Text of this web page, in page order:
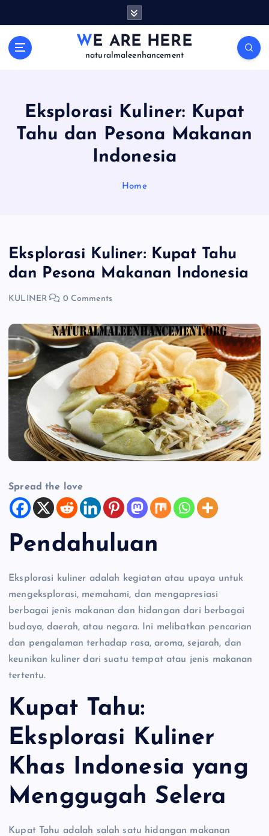
WE ARE HERE
naturalmaleenhancement
Eksplorasi Kuliner: Kupat
Tahu dan Pesona Makanan
Indonesia
Home
Eksplorasi Kuliner: Kupat Tahu
dan Pesona Makanan Indonesia
KULINER 0 Comments
Spread the love
Pendahuluan
Eksplorasi kuliner adalah kegiatan atau upaya untuk
mengeksplorasi, memahami, dan mengapresiasi
berbagai jenis makanan dan hidangan dari berbagai
budaya, daerah, atau negara. Ini melibatkan pencarian
dan pengalaman terhadap rasa, aroma, sejarah, dan
keunikan kuliner dari suatu tempat atau jenis makanan
tertentu.
Kupat Tahu:
Eksplorasi Kuliner
Khas Indonesia yang
Menggugah Selera
Kupat Tahu adalah salah satu hidangan makanan